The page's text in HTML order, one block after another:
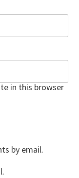
in this browser
by email.